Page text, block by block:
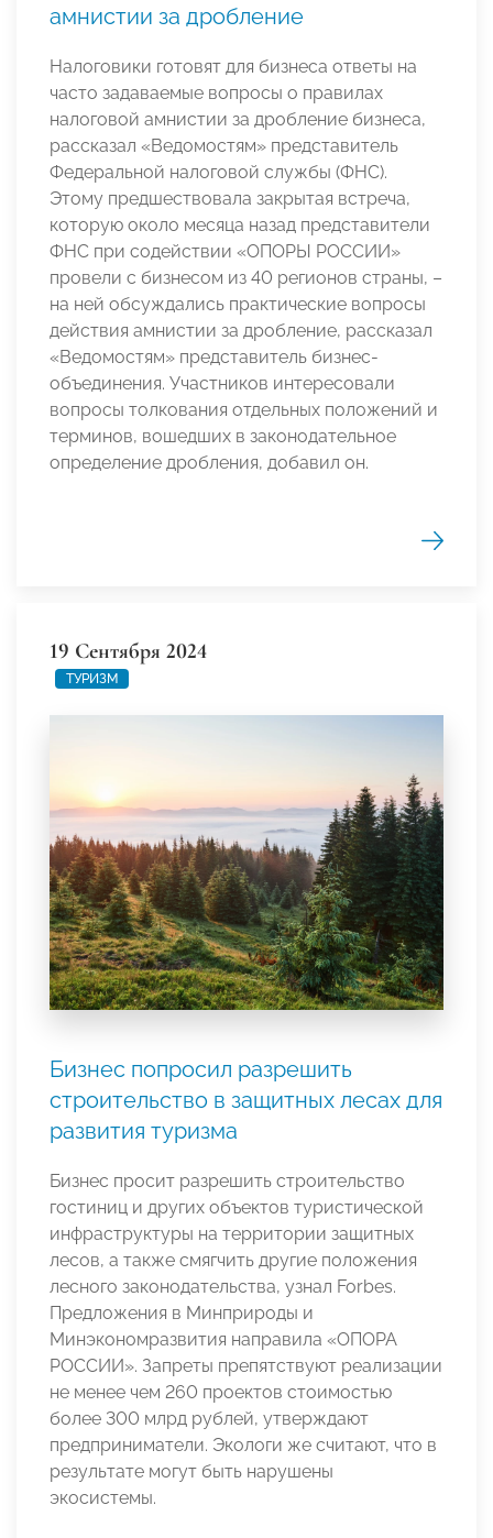
амнистии за дробление
Налоговики готовят для бизнеса ответы на
часто задаваемые вопросы о правилах
налоговой амнистии за дробление бизнеса,
рассказал «Ведомостям» представитель
Федеральной налоговой службы (ФНС).
Этому предшествовала закрытая встреча,
которую около месяца назад представители
ФНС при содействии «ОПОРЫ РОССИИ»
провели с бизнесом из 40 регионов страны, –
на ней обсуждались практические вопросы
действия амнистии за дробление, рассказал
«Ведомостям» представитель бизнес-
объединения. Участников интересовали
вопросы толкования отдельных положений и
терминов, вошедших в законодательное
определение дробления, добавил он.
19 Сентября 2024
ТУРИЗМ
Бизнес попросил разрешить
строительство в защитных лесах для
развития туризма
Бизнес просит разрешить строительство
гостиниц и других объектов туристической
инфраструктуры на территории защитных
лесов, а также смягчить другие положения
лесного законодательства, узнал Forbes.
Предложения в Минприроды и
Минэкономразвития направила «ОПОРА
РОССИИ». Запреты препятствуют реализации
не менее чем 260 проектов стоимостью
более 300 млрд рублей, утверждают
предприниматели. Экологи же считают, что в
результате могут быть нарушены
экосистемы.